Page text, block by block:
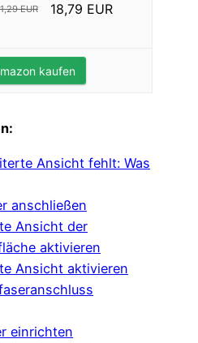
EUR 18,79 EUR
kaufen
Ansicht fehlt: Was
anschließen
Ansicht der
aktivieren
Ansicht aktivieren
einrichten